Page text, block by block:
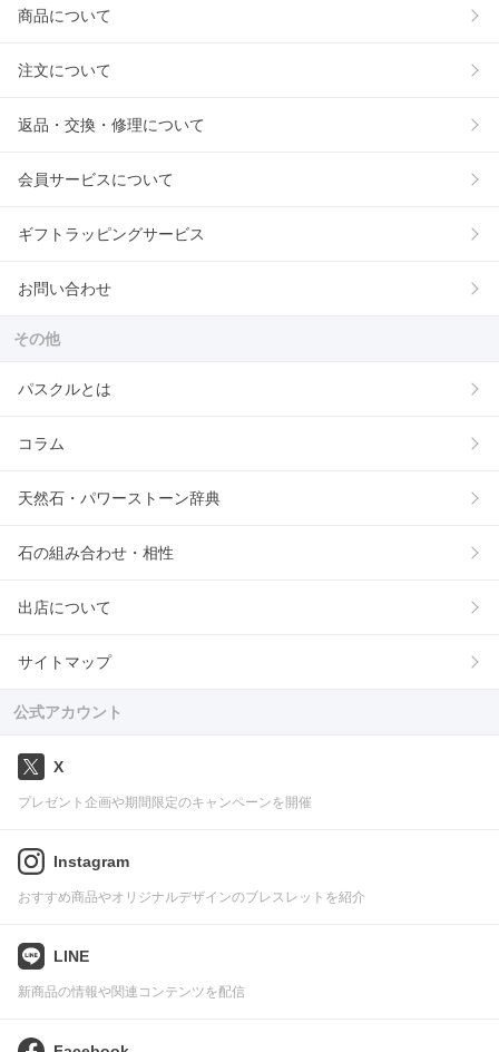
商品について
注文について
返品・交換・修理について
会員サービスについて
ギフトラッピングサービス
お問い合わせ
その他
パスクルとは
コラム
天然石・パワーストーン辞典
石の組み合わせ・相性
出店について
サイトマップ
公式アカウント
X
プレゼント企画や期間限定のキャンペーンを開催
Instagram
おすすめ商品やオリジナルデザインのブレスレットを紹介
LINE
新商品の情報や関連コンテンツを配信